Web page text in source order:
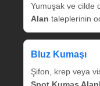
Yumuşak ve cilde
Alan taleplerinin
Bluz Kumaşı
Şifon, krep veya
Spot Kumaş